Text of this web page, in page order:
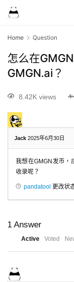
Home Question
怎么在
GMGN.ai？
8.42K views
Jack 2025年6月30日
我想在GMGN发币，
收录呢？
pandatool 更改状
1 Answer
Active Voted